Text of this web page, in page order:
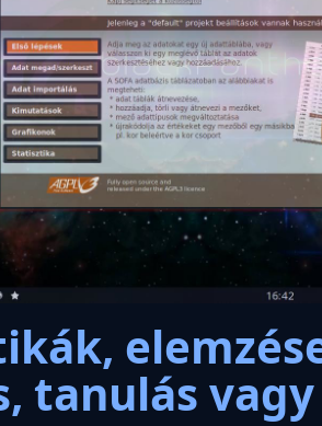
tanulás
miniszter
Mikor lesz újra
magyar operációs
verziója?